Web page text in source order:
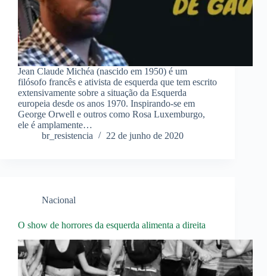
Jean Claude Michéa (nascido em 1950) é um
filósofo francês e ativista de esquerda que tem escrito
extensivamente sobre a situação da Esquerda
europeia desde os anos 1970. Inspirando-se em
George Orwell e outros como Rosa Luxemburgo,
ele é amplamente…
br_resistencia
22 de junho de 2020
Nacional
O show de horrores da esquerda alimenta a direita